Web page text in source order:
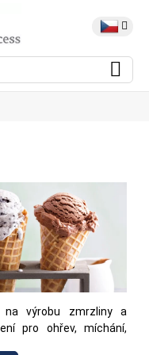
na výrobu zmrzliny a
pro ohřev, míchání,